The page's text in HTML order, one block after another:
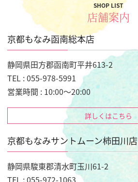
SHOP LIST
店舗案内
京都もなみ函南総本店
静岡県田方郡函南町平井613-2
TEL : 055-978-5991
営業時間 : 10:00～20:00
詳しくはこちら
京都もなみサントムーン柿田川店
静岡県駿東郡清水町玉川61-2
TEL : 055-972-1063